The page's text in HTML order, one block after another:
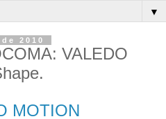
▼
2010
VALEDO
MOTION